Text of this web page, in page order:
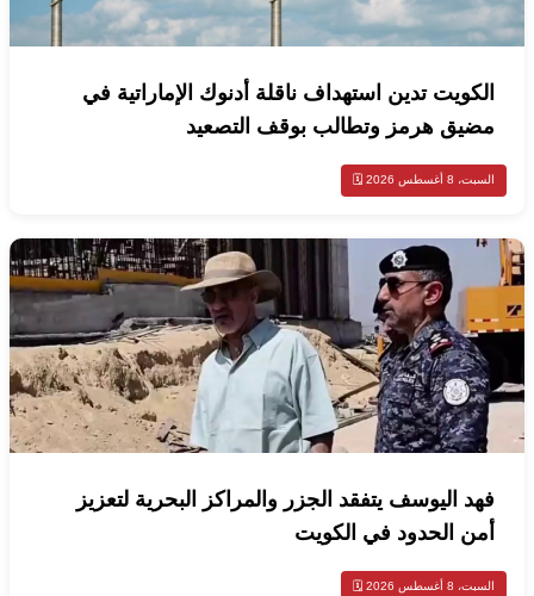
الكويت تدين استهداف ناقلة أدنوك الإماراتية في
مضيق هرمز وتطالب بوقف التصعيد
السبت، 8 أغسطس 2026 🗓️
فهد اليوسف يتفقد الجزر والمراكز البحرية لتعزيز
أمن الحدود في الكويت
السبت، 8 أغسطس 2026 🗓️